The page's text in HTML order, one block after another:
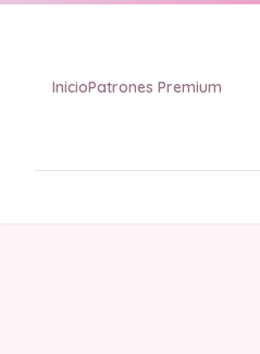
InicioPatrones Premium